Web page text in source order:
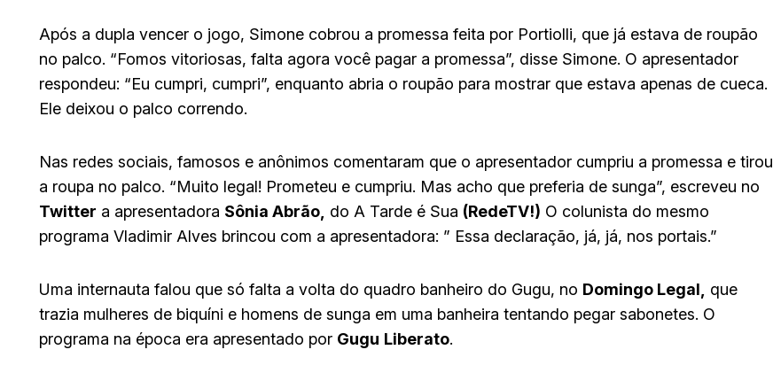
Após a dupla vencer o jogo, Simone cobrou a promessa feita por Portiolli, que já estava de roupão
no palco. “Fomos vitoriosas, falta agora você pagar a promessa”, disse Simone. O apresentador
respondeu: “Eu cumpri, cumpri”, enquanto abria o roupão para mostrar que estava apenas de cueca.
Ele deixou o palco correndo.
Nas redes sociais, famosos e anônimos comentaram que o apresentador cumpriu a promessa e tirou
a roupa no palco. “Muito legal! Prometeu e cumpriu. Mas acho que preferia de sunga”, escreveu no
Twitter a apresentadora Sônia Abrão, do A Tarde é Sua (RedeTV!) O colunista do mesmo
programa Vladimir Alves brincou com a apresentadora: ” Essa declaração, já, já, nos portais.”
Uma internauta falou que só falta a volta do quadro banheiro do Gugu, no Domingo Legal,
que
trazia mulheres de biquíni e homens de sunga em uma banheira tentando pegar sabonetes. O
programa na época era apresentado por Gugu Liberato.